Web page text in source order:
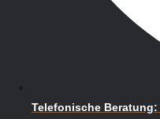
Telefonische Beratung: